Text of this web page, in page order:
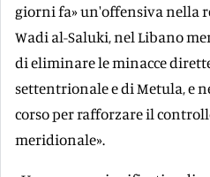
giorni fa» un'offensiva nella
Wadi al-Saluki, nel Libano
di eliminare le minacce
settentrionale e di Metula, e
corso per rafforzare il
meridionale».